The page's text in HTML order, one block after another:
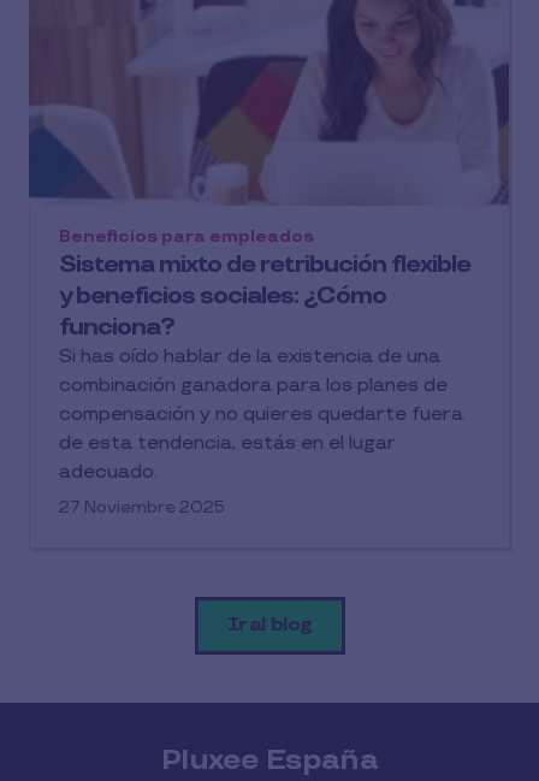
y las de su plantilla.
Sistema mixto de retribución flexible
y beneficios sociales: ¿Cómo
funciona?
Beneficios para empleados
Si has oído hablar de la existencia de una
combinación ganadora para los planes de
compensación y no quieres quedarte fuera
de esta tendencia, estás en el lugar
adecuado.
27 Noviembre 2025
Ir al blog
Pluxee España